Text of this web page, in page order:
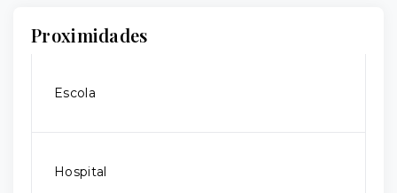
Proximidades
Escola
Hospital